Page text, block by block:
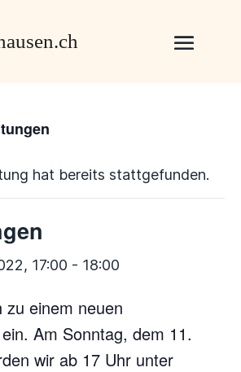
hat bereits stattgefunden.
17:00 - 18:00
zu einem neuen
Am Sonntag, dem 11.
wir ab 17 Uhr unter